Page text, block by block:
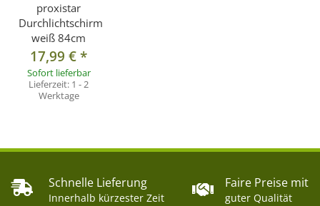
proxistar
Durchlichtschirm
weiß 84cm
17,99 €*
Sofort lieferbar
Lieferzeit: 1 - 2
Werktage
Schnelle Lieferung
Innerhalb kürzester Zeit
Faire Preise mit
guter Qualität